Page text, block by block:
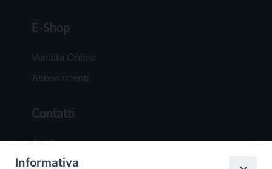
E-Shop
Vendita Online
Abbonamenti
Contatti
Chi Siamo
Redazione
Informativa